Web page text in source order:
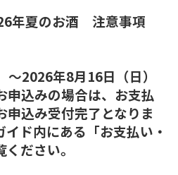
年夏のお酒 注意事項
2026年8月16日（日）
込みの場合は、お支払
申込み受付完了となりま
ド内にある「お支払い・
ださい。